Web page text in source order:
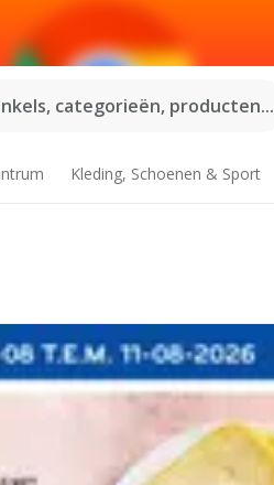
categorieën, producten...
Kleding, Schoenen & Sport